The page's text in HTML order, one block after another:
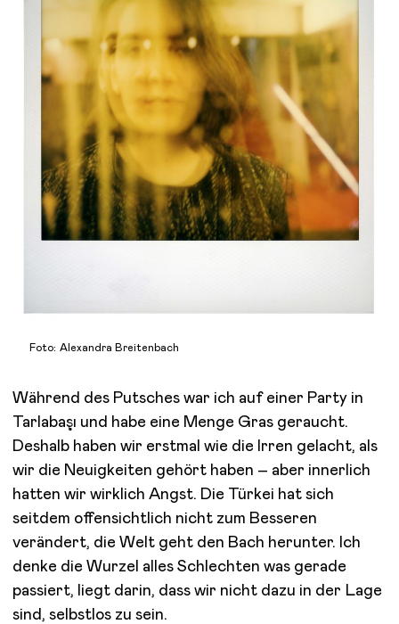
Foto: Alexandra Breitenbach
Während des Putsches war ich auf einer Party in
Tarlabaşı und habe eine Menge Gras geraucht.
Deshalb haben wir erstmal wie die Irren gelacht, als
wir die Neuigkeiten gehört haben – aber innerlich
hatten wir wirklich Angst. Die Türkei hat sich
seitdem offensichtlich nicht zum Besseren
verändert, die Welt geht den Bach herunter. Ich
denke die Wurzel alles Schlechten was gerade
passiert, liegt darin, dass wir nicht dazu in der Lage
sind, selbstlos zu sein.